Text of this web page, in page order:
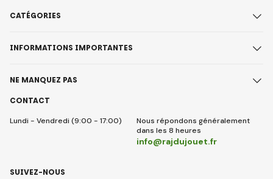
CONTACT
Lundi - Vendredi (9:00 - 17:00)
Nous répondons généralement
dans les 8 heures
info@rajdujouet.fr
CATÉGORIES
INFORMATIONS IMPORTANTES
NE MANQUEZ PAS
SUIVEZ-NOUS